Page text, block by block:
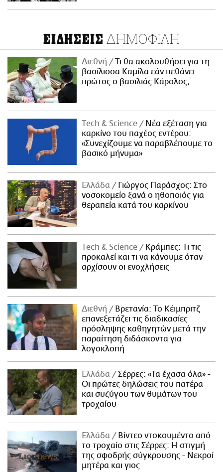
ΕΙΔΗΣΕΙΣ ΔΗΜΟΦΙΛΗ
Διεθνή
Τι θα ακολουθήσει για τη
βασίλισσα Καμίλα εάν πεθάνει
πρώτος ο βασιλιάς Κάρολος;
Τech & Science
Νέα εξέταση για
καρκίνο του παχέος εντέρου:
«Συνεχίζουμε να παραβλέπουμε το
βασικό μήνυμα»
Ελλάδα
Γιώργος Παράσχος: Στο
νοσοκομείο ξανά ο ηθοποιός για
θεραπεία κατά του καρκίνου
Τech & Science
Κράμπες: Τι τις
προκαλεί και τι να κάνουμε όταν
αρχίσουν οι ενοχλήσεις
Διεθνή
Βρετανία: Το Κέιμπριτζ
επανεξετάζει τις διαδικασίες
πρόσληψης καθηγητών μετά την
παραίτηση διδάσκοντα για
λογοκλοπή
Ελλάδα
Σέρρες: «Τα έχασα όλα» -
Οι πρώτες δηλώσεις του πατέρα
και συζύγου των θυμάτων του
τροχαίου
Ελλάδα
Βίντεο ντοκουμέντο από
το τροχαίο στις Σέρρες: Η στιγμή
της σφοδρής σύγκρουσης - Νεκροί
μητέρα και γιος